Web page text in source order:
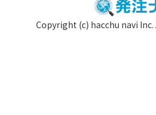
Copyright (c) hacchu navi